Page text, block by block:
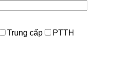
Trung cấp
PTTH